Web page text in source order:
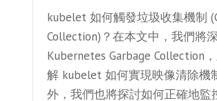
kubelet 如何觸發垃圾收集機制
Collection)？在本文中，我們將
Kubernetes Garbage Collection
解 kubelet 如何實現映像清除機
外，我們也將探討如何正確地監